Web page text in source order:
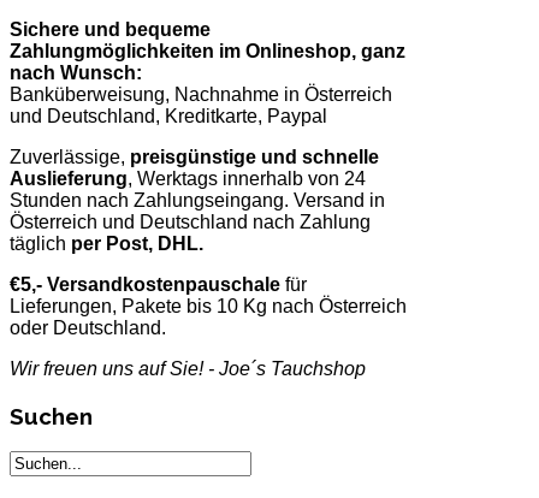
Sichere und bequeme
Zahlungmöglichkeiten im Onlineshop, ganz
nach Wunsch:
Banküberweisung, Nachnahme in Österreich
und Deutschland, Kreditkarte, Paypal
Zuverlässige, preisgünstige und schnelle
Auslieferung, Werktags innerhalb von 24
Stunden nach Zahlungseingang. Versand in
Österreich und Deutschland nach Zahlung
täglich per Post, DHL.
€5,- Versandkostenpauschale für
Lieferungen, Pakete bis 10 Kg nach Österreich
oder Deutschland.
Wir freuen uns auf Sie! - Joe´s Tauchshop
Suchen